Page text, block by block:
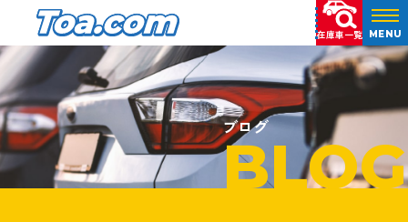
在庫車一覧 MENU
ブログ
BLOG